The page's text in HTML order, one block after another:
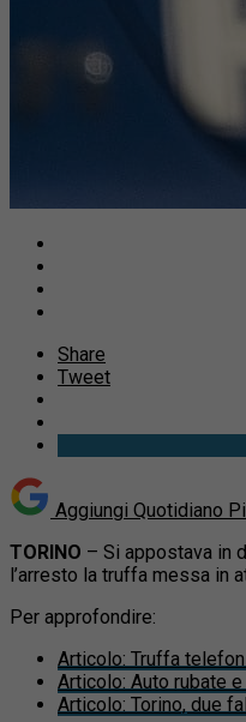
Share
Tweet
Aggiungi Quotidiano
TORINO – Si appostava in
l’arresto la truffa messa in
Per approfondire:
Articolo: Truffa
Articolo: Auto rubate
Articolo: Torino, due